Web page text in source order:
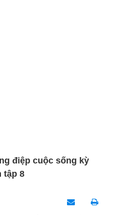
điệp cuộc sống kỳ
tập 8